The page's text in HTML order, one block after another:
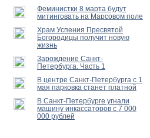
Феминистки 8 марта будут
митинговать на Марсовом поле
Храм Успения Пресвятой
Богородицы получит новую
жизнь
Зарождение Санкт-
Петербурга. Часть 1
В центре Санкт-Петербурга с 1
мая парковка станет платной
В Санкт-Петербурге угнали
машину инкассаторов с 7 000
000 рублей